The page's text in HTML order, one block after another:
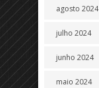
agosto 2024
julho 2024
junho 2024
maio 2024